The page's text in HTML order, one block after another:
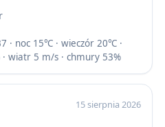
· noc 15℃ · wieczór 20℃ ·
wiatr 5 m/s · chmury 53%
15 sierpnia 2026